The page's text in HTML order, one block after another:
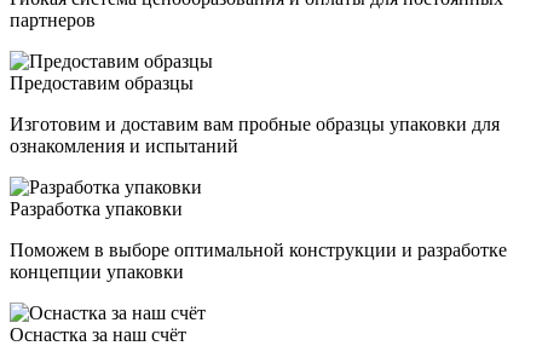
партнеров
Предоставим образцы
Изготовим и доставим вам пробные образцы упаковки для
ознакомления и испытаний
Разработка упаковки
Поможем в выборе оптимальной конструкции и разработке
концепции упаковки
Оснастка за наш счёт